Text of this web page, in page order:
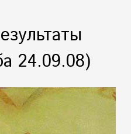
24.09.08)